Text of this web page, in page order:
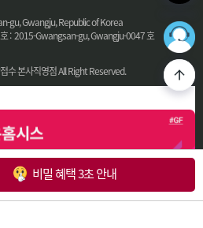
gu, Gwangju, Republic of Korea
: 2015-Gwangsan-gu, Gwangju-0047 호
수 본사직영점 All Right Reserved.
비밀 혜택 3초 안내
365
최적